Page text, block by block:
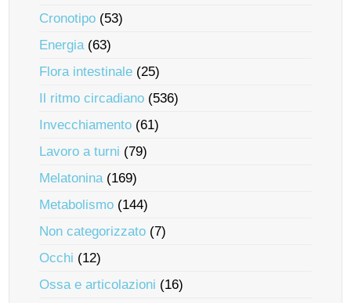
Cronotipo (53)
Energia(63)
Flora intestinale (25)
Il ritmo circadiano (536)
Invecchiamento (61)
Lavoro a turni (79)
Melatonina(169)
Metabolismo (144)
Non categorizzato (7)
Occhi (12)
Ossa e articolazioni (16)